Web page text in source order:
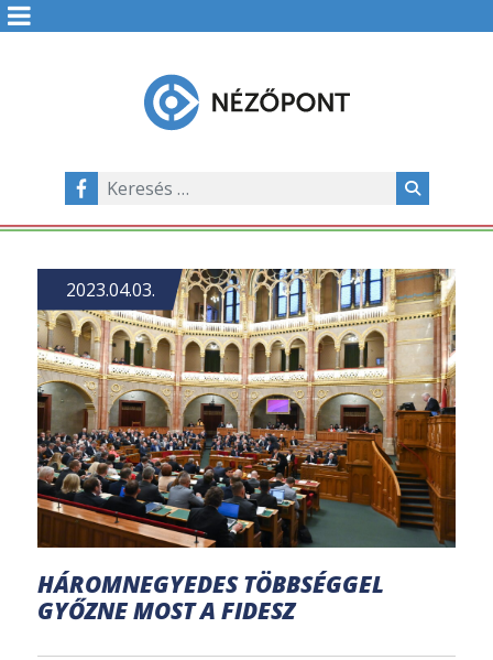
HÁROMNEGYEDES TÖBBSÉGGEL
GYŐZNE MOST A FIDESZ
2023.04.03.